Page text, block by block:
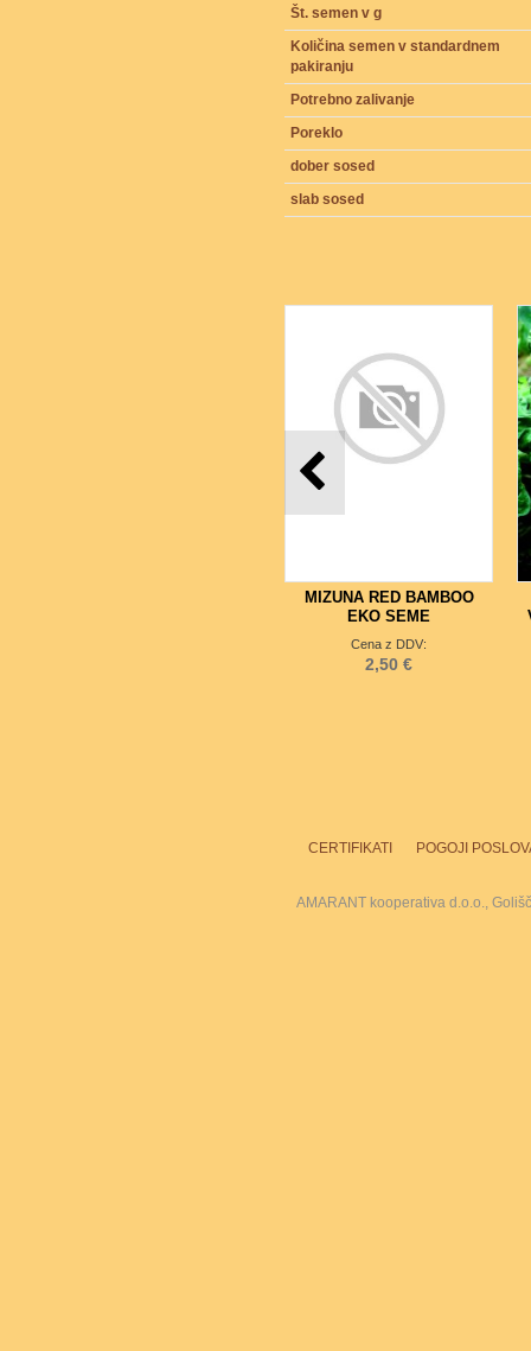
Št. semen v g
Količina semen v standardnem
pakiranju
Potrebno zalivanje
Poreklo
dober sosed
slab sosed
MIZUNA RED BAMBOO
EKO SEME
Cena z DDV:
2,50 €
CERTIFIKATI POGOJI
AMARANT kooperativa d.o.o.,